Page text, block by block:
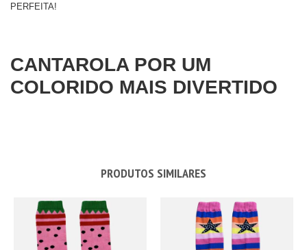
PERFEITA!
CANTAROLA POR UM
COLORIDO MAIS DIVERTIDO
PRODUTOS SIMILARES